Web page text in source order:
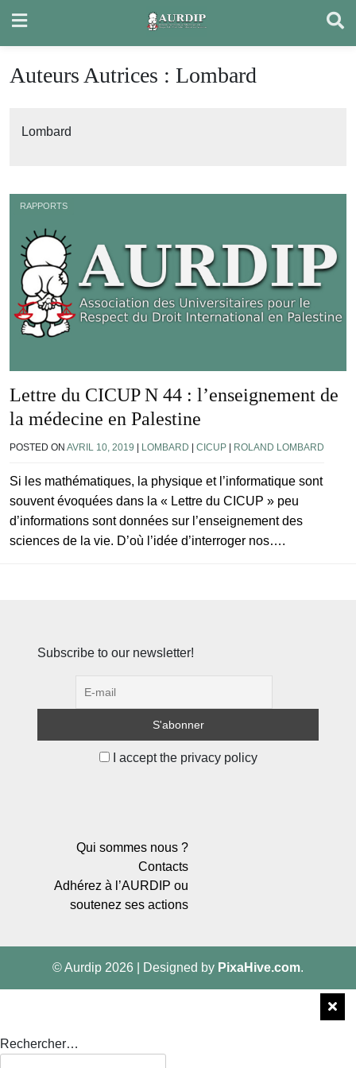
content
Auteurs Autrices : Lombard
Lombard
RAPPORTS
Lettre du CICUP N 44 : l’enseignement de
la médecine en Palestine
POSTED ON AVRIL 10, 2019 | LOMBARD | CICUP | ROLAND LOMBARD
Si les mathématiques, la physique et l’informatique sont
souvent évoquées dans la « Lettre du CICUP » peu
d’informations sont données sur l’enseignement des
sciences de la vie. D’où l’idée d’interroger nos….
Subscribe to our newsletter!
I accept the privacy policy
Qui sommes nous ?
Contacts
Adhérez à l’AURDIP ou
soutenez ses actions
© Aurdip 2026 Designed by PixaHive.com.
Rechercher…